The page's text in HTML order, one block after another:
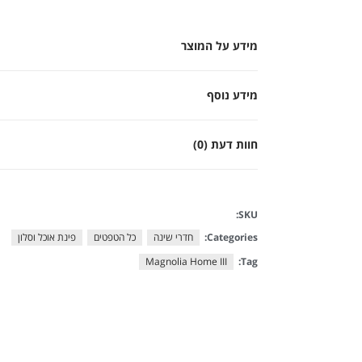
מידע על המוצר
מידע נוסף
חוות דעת (0)
SKU:
Categories:
חדרי שינה כל הטפטים
פינת אוכל וסלון
Tag:
Magnolia Home III